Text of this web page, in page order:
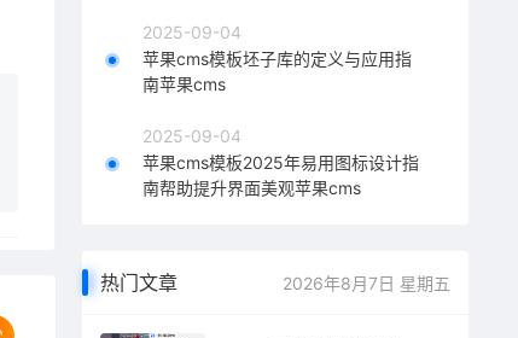
2025-09-04
苹果cms模板坯子库的定义与应用指
南苹果cms
2025-09-04
苹果cms模板2025年易用图标设计指
南帮助提升界面美观苹果cms
热门文章 2026年8月7日 星期五